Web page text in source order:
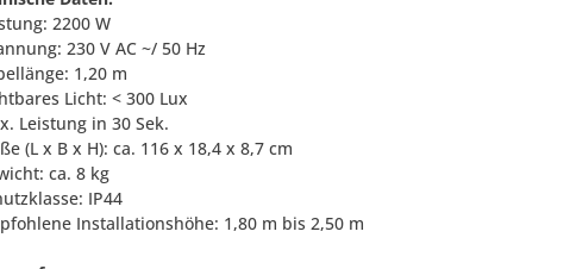
2200 W
230 V AC ~/ 50 Hz
1,20 m
Licht: < 300 Lux
Leistung in 30 Sek.
(L x B x H): ca. 116 x 18,4 x 8,7 cm
ca. 8 kg
IP44
Installationshöhe: 1,80 m bis 2,50 m